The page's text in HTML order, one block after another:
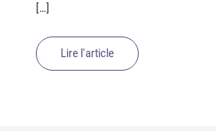
[…]
Lire l'article